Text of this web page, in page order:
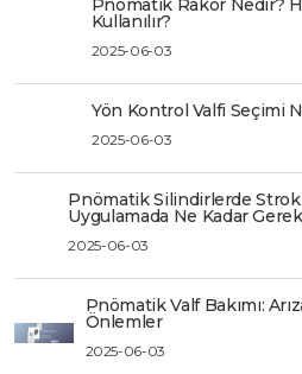
Pnömatik Rakor Nedir?
Kullanılır?
2025-06-03
Yön Kontrol Valfi Seçimi
2025-06-03
Pnömatik Silindirlerde Strok
Uygulamada Ne Kadar
2025-06-03
Pnömatik Valf Bakımı:
Önlemler
2025-06-03